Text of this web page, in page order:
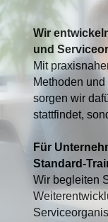
Wir
und
Mit
Methoden
sorgen wir
stattfindet,
Für
Standard-
Wir begleiten